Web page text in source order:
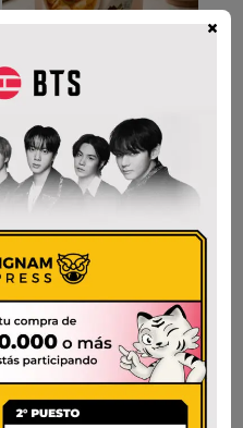
CJ O RING MELCHI
80G
$ 12.800
×